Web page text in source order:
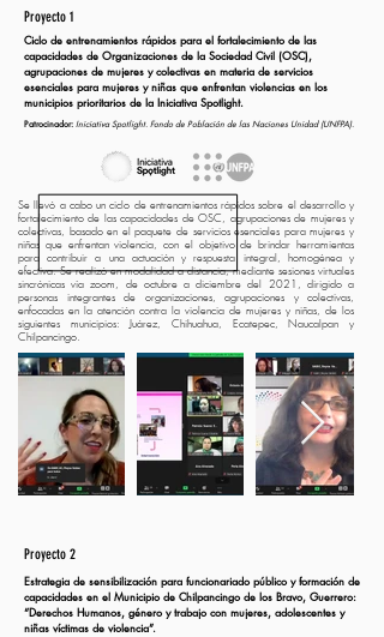
Proyecto 1
Ciclo de entrenamientos rápidos para el fortalecimiento de las
capacidades de Organizaciones de la Sociedad Civil (OSC),
agrupaciones de mujeres y colectivas en materia de servicios
esenciales para mujeres y niñas que enfrentan violencias en los
municipios prioritarios de la Iniciativa Spotlight.
Patrocinador: Iniciativa Spotlight. Fondo de Población de las Naciones Unidad (UNFPA).
Se llevó a cabo un ciclo de entrenamientos rápidos sobre el desarrollo y
fortalecimiento de las capacidades de OSC, agrupaciones de mujeres y
colectivas, basado en el paquete de servicios esenciales para mujeres y
niñas que enfrentan violencia, con el objetivo de brindar herramientas
para contribuir a una actuación y respuesta integral, homogénea y
efectiva. Se realizó en modalidad a distancia, mediante sesiones virtuales
sincrónicas vía zoom, de octubre a diciembre del 2021, dirigido a
personas integrantes de organizaciones, agrupaciones y colectivas,
enfocadas en la atención contra la violencia de mujeres y niñas, de los
siguientes municipios: Juárez, Chihuahua, Ecatepec, Naucalpan y
Chilpancingo.
Proyecto 2
Estrategia de sensibilización para funcionariado público y formación de
capacidades en el Municipio de Chilpancingo de los Bravo, Guerrero:
“Derechos Humanos, género y trabajo con mujeres, adolescentes y
niñas víctimas de violencia”.